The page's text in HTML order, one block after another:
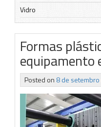
Vidro
Formas
equipamento
Posted on 8 de